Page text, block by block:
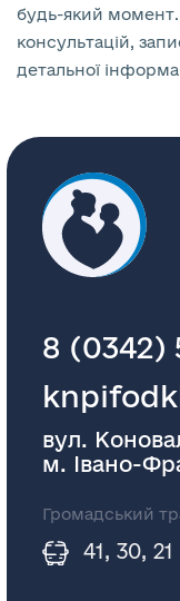
будь-який
консультацій,
детальної
8 (0342)
вул.
м. Івано-
Громадський
41, 30, 21